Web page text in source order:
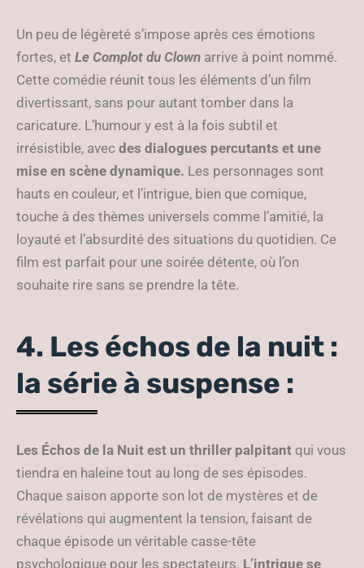
Un peu de légèreté s’impose après ces émotions
fortes, et Le Complot du Clown arrive à point nommé.
Cette comédie réunit tous les éléments d’un film
divertissant, sans pour autant tomber dans la
caricature. L’humour y est à la fois subtil et
irrésistible, avec des dialogues percutants et une
mise en scène dynamique. Les personnages sont
hauts en couleur, et l’intrigue, bien que comique,
touche à des thèmes universels comme l’amitié, la
loyauté et l’absurdité des situations du quotidien. Ce
film est parfait pour une soirée détente, où l’on
souhaite rire sans se prendre la tête.
4. Les échos de la nuit :
la série à suspense :
Les Échos de la Nuit est un thriller palpitant qui vous
tiendra en haleine tout au long de ses épisodes.
Chaque saison apporte son lot de mystères et de
révélations qui augmentent la tension, faisant de
chaque épisode un véritable casse-tête
psychologique pour les spectateurs. L’intrigue se